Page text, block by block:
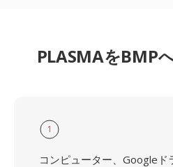
PLASMAをBMP
1
コンピューター、Googleド